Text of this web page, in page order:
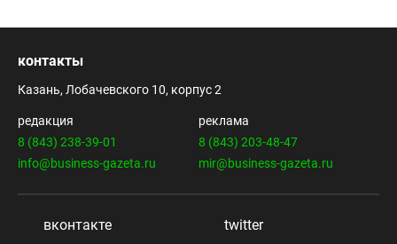
контакты
Казань, Лобачевского 10, корпус 2
редакция
8 (843) 238-39-01
info@business-gazeta.ru
реклама
8 (843) 203-48-47
mir@business-gazeta.ru
вконтакте
twitter